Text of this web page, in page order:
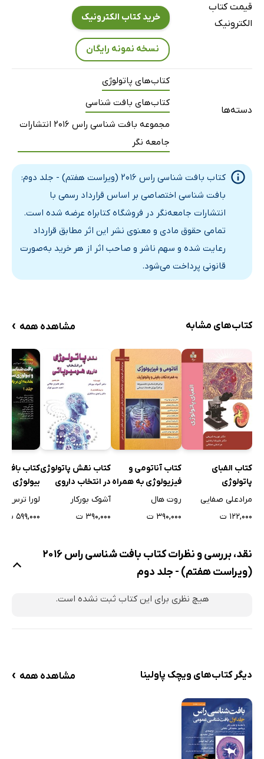
کبد
کیسه صفرا
مروری بر دستگاه تنفس
حفرات بینی
نای
برونش‌ها
برونشیول‌ها
عروق لنفاوی
اعصاب
ساختار عمومی کلیه
فعالیت لوله‌های کلیوی
سلول‌های بینایی
هیستوفیزیولوژی کلیه
خون‌رسانی
عروق لنفاوی
عصب‌رسانی
حالب، مثانه و پیشابره
21. سیستم اندوکرین
مروری بر سیستم اندوکرین
غده هیپوفیز
غده پینه‌آل
غده تیروئید
غدد پاراتیروئید
بیضه
مجاری سمنی فروس
مجاری داخل بیضه‌ای
سیستم مجاری خارج‌کننده
قیمت کتاب
الکترونیک
خرید کتاب الکترونیک
نسخه نمونه رایگان
دسته‌ها
کتاب‌های پاتولوژی
کتاب‌های بافت شناسی
مجموعه بافت شناسی راس 2016 انتشارات
جامعه نگر
کتاب بافت شناسی راس 2016 (ویراست هفتم) - جلد دوم:
بافت شناسی اختصاصی بر اساس قرارداد رسمی با
انتشارات جامعه‌نگر در فروشگاه کتابراه عرضه شده است.
تمامی حقوق مادی و معنوی نشر این اثر مطابق قرارداد
رعایت شده و سهم ناشر و صاحب اثر از هر خرید به‌صورت
قانونی پرداخت می‌شود.
کتاب‌های مشابه مشاهده همه ›
کتاب الفبای
پاتولوژی
مرادعلی صفایی
۱۲۲,۰۰۰ ت
کتاب آناتومی و
فیزیولوژی به همراه
نکات بالینی و
روت هال
۳۹۰,۰۰۰ ت
کتاب نقش پاتولوژی
در انتخاب داروی
هومیوپاتی
آشوک بورکار
۳۹۰,۰۰۰ ت
کتاب
بیولوژی
لورا ترس
۵۹۹,۰۰۰ ت
نقد، بررسی و نظرات کتاب بافت شناسی راس 2016
(ویراست هفتم) - جلد دوم
هیچ نظری برای این کتاب ثبت نشده است.
دیگر کتاب‌های ویچک پاولینا مشاهده همه ›